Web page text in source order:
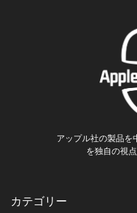
アップル社の製品を
を独自の視